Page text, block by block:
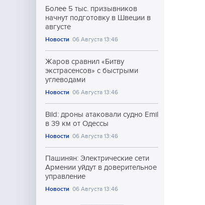
Более 5 тыс. призывников
начнут подготовку в Швеции в
августе
Новости 06 Августа 13:46
Жаров сравнил «Битву
экстрасенсов» с быстрыми
углеводами
Новости 06 Августа 13:46
Bild: дроны атаковали судно Emil
в 39 км от Одессы
Новости 06 Августа 13:46
Пашинян: Электрические сети
Армении уйдут в доверительное
управление
Новости 06 Августа 13:46